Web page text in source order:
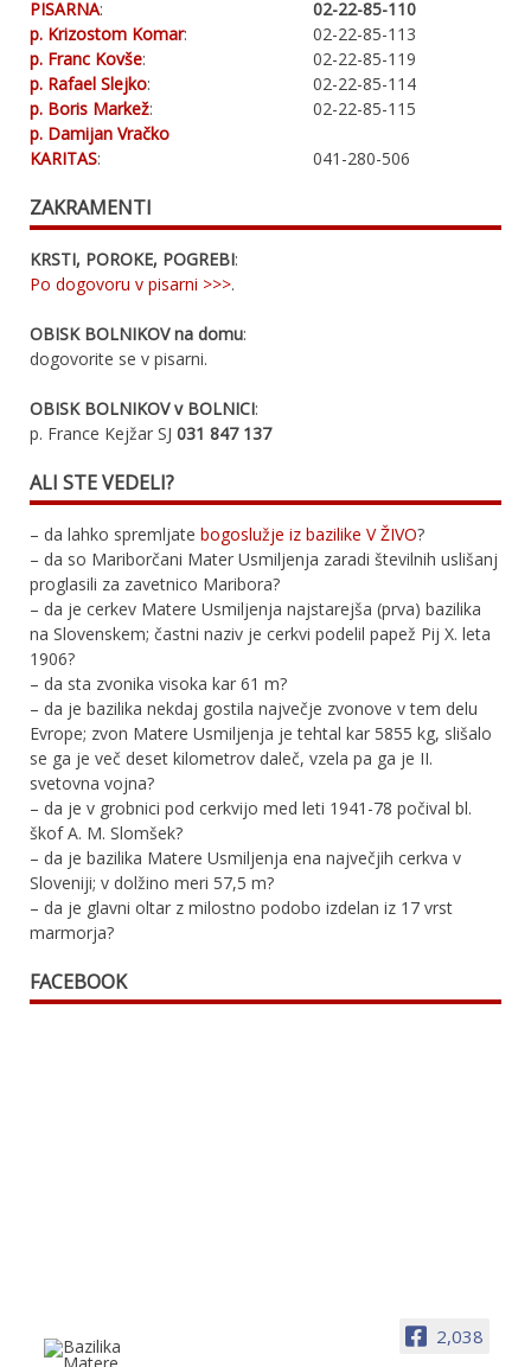
PISARNA:
02-22-85-110
p. Krizostom Komar:
02-22-85-113
p. Franc Kovše:
02-22-85-119
p. Rafael Slejko:
02-22-85-114
p. Boris Markež:
02-22-85-115
p. Damijan Vračko
KARITAS: 041-280-506
ZAKRAMENTI
KRSTI, POROKE, POGREBI:
Po dogovoru v pisarni >>>.
OBISK BOLNIKOV na domu:
dogovorite se v pisarni.
OBISK BOLNIKOV v BOLNICI:
p. France Kejžar SJ 031 847 137
ALI STE VEDELI?
– da lahko spremljate bogoslužje iz bazilike V ŽIVO?
– da so Mariborčani Mater Usmiljenja zaradi številnih uslišanj
proglasili za zavetnico Maribora?
– da je cerkev Matere Usmiljenja najstarejša (prva) bazilika
na Slovenskem; častni naziv je cerkvi podelil papež Pij X. leta
1906?
– da sta zvonika visoka kar 61 m?
– da je bazilika nekdaj gostila največje zvonove v tem delu
Evrope; zvon Matere Usmiljenja je tehtal kar 5855 kg, slišalo
se ga je več deset kilometrov daleč, vzela pa ga je II.
svetovna vojna?
– da je v grobnici pod cerkvijo med leti 1941-78 počival bl.
škof A. M. Slomšek?
– da je bazilika Matere Usmiljenja ena največjih cerkva v
Sloveniji; v dolžino meri 57,5 m?
– da je glavni oltar z milostno podobo izdelan iz 17 vrst
marmorja?
FACEBOOK
2,038